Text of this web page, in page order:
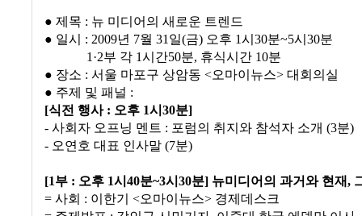
● 제목 : 뉴 미디어의 새로운 트렌드
● 일시 : 2009년 7월 31일(금) 오후 1시30분~5시30분
1·2부 각 1시간50분, 휴식시간 10분
● 장소 : 서울 마포구 상암동 <오마이뉴스> 대회의실
● 주제 및 패널 :
[식전 행사 : 오후 1시30분]
- 사회자 오프닝 멘트 : 포럼의 취지와 참석자 소개 (3분)
- 오연호 대표 인사말 (7분)
[1부 : 오후 1시40분~3시30분] 뉴미디어의 과거와 현재,
= 사회 : 이한기 <오마이뉴스> 경제데스크